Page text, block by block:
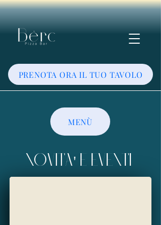
PRENOTA ORA IL TUO TAVOLO
MENÙ
NOVITA' E EVENTI
SONO ARRIVATE !!!
Le nostre Birre Artigianali, una è